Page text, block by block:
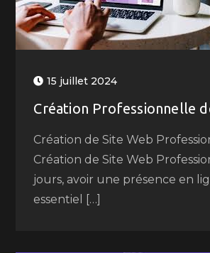
15 juillet 2024
Création Professionnelle
Création de Site Web
Création de Site Web
jours, avoir une présence en
essentiel […]